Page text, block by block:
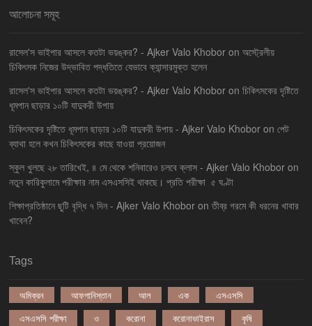
আলোচনা সমূহ
রাসেল'স ভাইপার আসলে কতটা ভয়ঙ্কর? - Ajker Valo Khobor onঅস্ট্রেলীয়
চিকিৎসক নিজের উদ্ভাবিত পদ্ধতিতে যেভাবে ক্যান্সারমুক্ত হলেন
রাসেল'স ভাইপার আসলে কতটা ভয়ঙ্কর? - Ajker Valo Khobor onচিকিৎসকের দৃষ্টিতে
ধূমপান ছাড়ার ১০টি যাদুকরী উপায়
চিকিৎসকের দৃষ্টিতে ধূমপান ছাড়ার ১০টি যাদুকরী উপায় - Ajker Valo Khobor onপেট
ব্যাথা হলে কখন চিকিৎসকের কাছে যাওয়া প্রয়োজন
স্কুল খুলছে ২৮ তারিখেই, ৪ মে থেকে শনিবারেও চলবে ক্লাস - Ajker Valo Khobor on
নতুন কারিকুলামে পরীক্ষার নাম এসএসসিই থাকছে। প্রতি পরীক্ষা ৫ ঘণ্টা
শিক্ষাপ্রতিষ্ঠানে ছুটি বৃদ্ধি ৭ দিন - Ajker Valo Khobor onতীব্র গরমে কী ধরনের খাবার
খাবেন?
Tags
অমিক্রন আফগানিস্তান আল এক
এসএসসি
এসএসসি পরীক্ষা
ও করোনা করোনাভাইরাস
কৃষি